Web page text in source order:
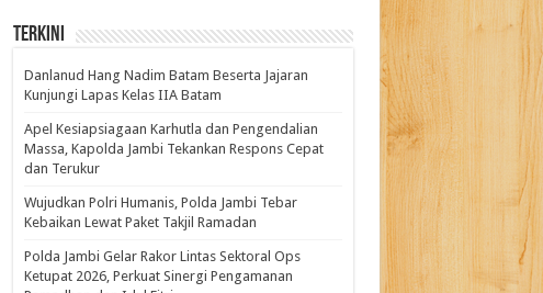
Terkini
Danlanud Hang Nadim Batam Beserta Jajaran
Kunjungi Lapas Kelas IIA Batam
Apel Kesiapsiagaan Karhutla dan Pengendalian
Massa, Kapolda Jambi Tekankan Respons Cepat
dan Terukur
Wujudkan Polri Humanis, Polda Jambi Tebar
Kebaikan Lewat Paket Takjil Ramadan
Polda Jambi Gelar Rakor Lintas Sektoral Ops
Ketupat 2026, Perkuat Sinergi Pengamanan